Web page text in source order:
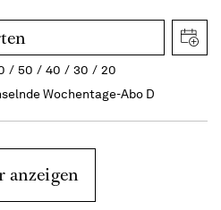
50 40 30
20
Wochentage-Abo D
anzeigen